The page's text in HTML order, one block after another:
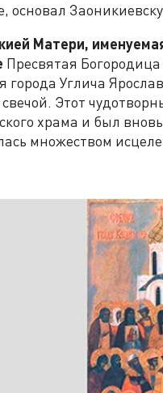
основал
Матери,
Пресвятая
города Углича
Этот
храма и был
множеством